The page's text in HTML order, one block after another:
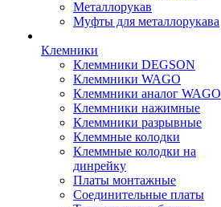
Металлорукав
Муфты для металлорукава
Клемники
Клеммники DEGSON
Клеммники WAGO
Клеммники аналог WAGO
Клеммники нажимные
Клеммники разрывные
Клеммные колодки
Клеммные колодки на
динрейку
Платы монтажные
Соединительные платы